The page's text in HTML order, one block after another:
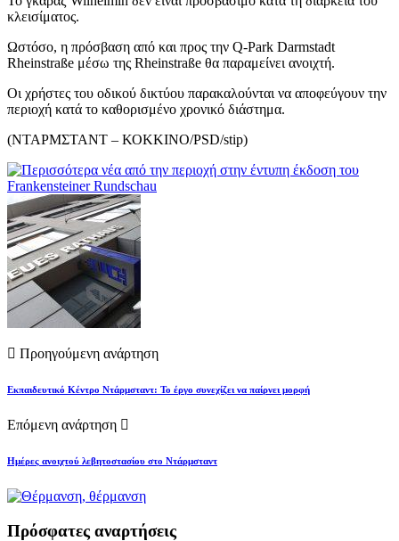
κλεισίματος.
Ωστόσο, η πρόσβαση από και προς την Q-Park Darmstadt
Rheinstraße μέσω της Rheinstraße θα παραμείνει ανοιχτή.
Οι χρήστες του οδικού δικτύου παρακαλούνται να αποφεύγουν την
περιοχή κατά το καθορισμένο χρονικό διάστημα.
(ΝΤΑΡΜΣΤΑΝΤ – ΚΟΚΚΙΝΟ/PSD/stip)
Προηγούμενη ανάρτηση
Εκπαιδευτικό Κέντρο Ντάρμσταντ: Το έργο συνεχίζει να παίρνει μορφή
Επόμενη ανάρτηση
Ημέρες ανοιχτού λεβητοστασίου στο Ντάρμσταντ
Πρόσφατες αναρτήσεις